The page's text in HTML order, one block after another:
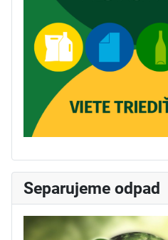
Separujeme odpad